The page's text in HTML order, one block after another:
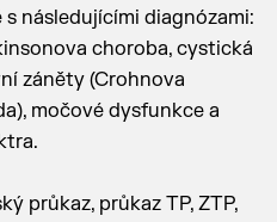
následujícími diagnózami:
choroba, cystická
záněty (Crohnova
močové dysfunkce a
průkaz, průkaz TP, ZTP,